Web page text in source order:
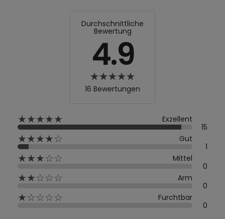
Durchschnittliche
Bewertung
4.9
16 Bewertungen
★★★★★
Exzellent
15
★★★★☆
Gut
1
★★★☆☆
Mittel
0
★★☆☆☆
Arm
0
★☆☆☆☆
Furchtbar
0